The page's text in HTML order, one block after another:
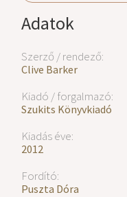
Adatok
Szerző / rendező:
Clive Barker
Kiadó / forgalmazó:
Szukits Könyvkiadó
Kiadás éve:
2012
Fordító:
Puszta Dóra